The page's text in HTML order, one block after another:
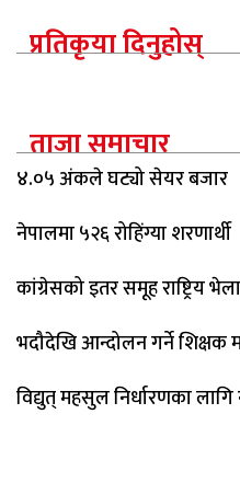
प्रतिकृया दिनुहोस्
ताजा समाचार
४.०५ अंकले घट्यो सेयर बजार
नेपालमा ५२६ रोहिंग्या शरणार्थी
कांग्रेसको इतर समूह राष्ट्रिय
भदौदेखि आन्दोलन गर्ने शिक्षक
विद्युत् महसुल निर्धारणका लागि